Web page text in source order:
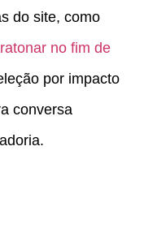
do site, como
no fim de
por impacto
conversa